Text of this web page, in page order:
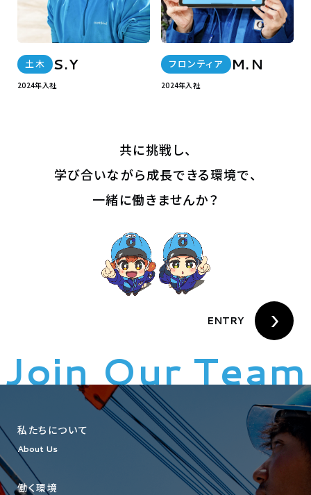
土木 S.Y
2024年入社
フロンティア M.N
2024年入社
共に挑戦し、
学び合いながら成長できる環境で、
一緒に働きませんか？
ENTRY
Join Our Team
私たちについて
About Us
働く環境